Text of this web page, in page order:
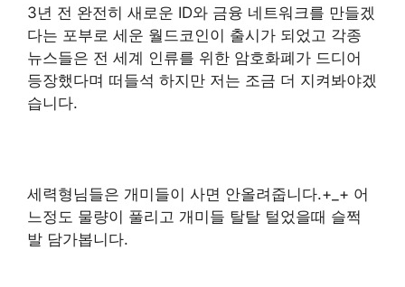
3년 전 완전히 새로운 ID와 금융 네트워크를 만들겠
다는 포부로 세운 월드코인이 출시가 되었고 각종
뉴스들은 전 세계 인류를 위한 암호화폐가 드디어
등장했다며 떠들석 하지만 저는 조금 더 지켜봐야겠
습니다.
세력형님들은 개미들이 사면 안올려줍니다.+_+ 어
느정도 물량이 풀리고 개미들 탈탈 털었을때 슬쩍
발 담가봅니다.